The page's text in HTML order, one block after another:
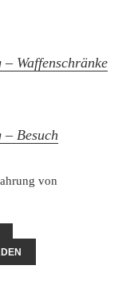
Waffenschränke
– Besuch
von